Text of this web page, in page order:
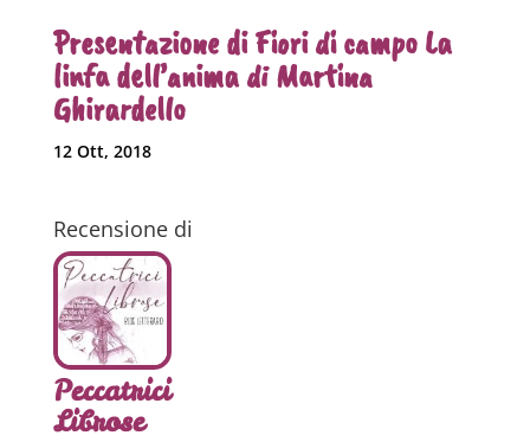
Presentazione di Fiori di campo La
linfa dell’anima di Martina
Ghirardello
12 Ott, 2018
Recensione di
Peccatrici
Librose